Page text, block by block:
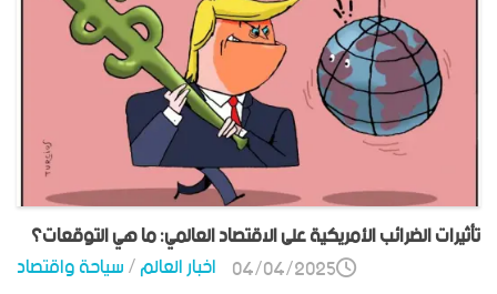
تأثيرات الضرائب الأمريكية على الاقتصاد العالمي: ما هي التوقعات؟
اخبار العالم/سياحة واقتصاد 04/04/2025